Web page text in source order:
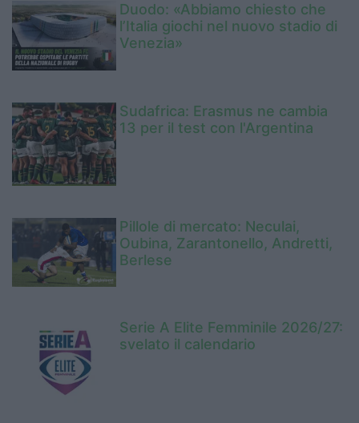
Duodo: «Abbiamo chiesto che
l’Italia giochi nel nuovo stadio di
Venezia»
Sudafrica: Erasmus ne cambia
13 per il test con l'Argentina
Pillole di mercato: Neculai,
Oubina, Zarantonello, Andretti,
Berlese
Serie A Elite Femminile 2026/27:
svelato il calendario